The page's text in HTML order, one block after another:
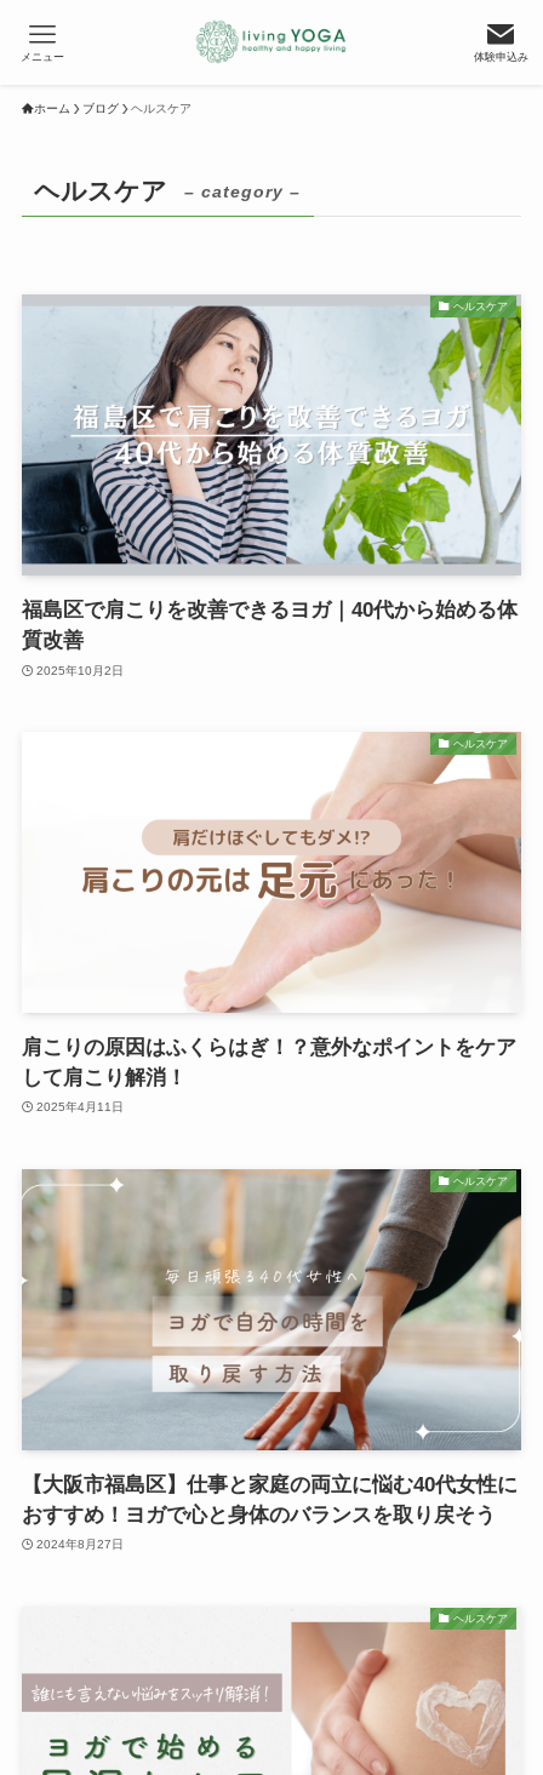
体験申込み
メニュー
ホーム ブログ ヘルスケア
ヘルスケア – category –
ヘルスケア
福島区で肩こりを改善できるヨガ｜40代から始める体
質改善
2025年10月2日
ヘルスケア
肩こりの原因はふくらはぎ！？意外なポイントをケア
して肩こり解消！
2025年4月11日
ヘルスケア
【大阪市福島区】仕事と家庭の両立に悩む40代女性に
おすすめ！ヨガで心と身体のバランスを取り戻そう
2024年8月27日
ヘルスケア